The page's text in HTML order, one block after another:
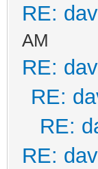
RE:
AM
RE:
RE:
RE:
RE: